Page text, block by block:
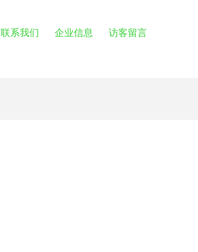
联系我们 企业信息 访客留言